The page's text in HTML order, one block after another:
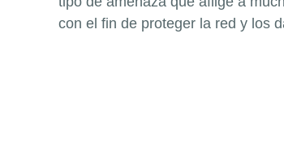
con el fin de proteger la red y los